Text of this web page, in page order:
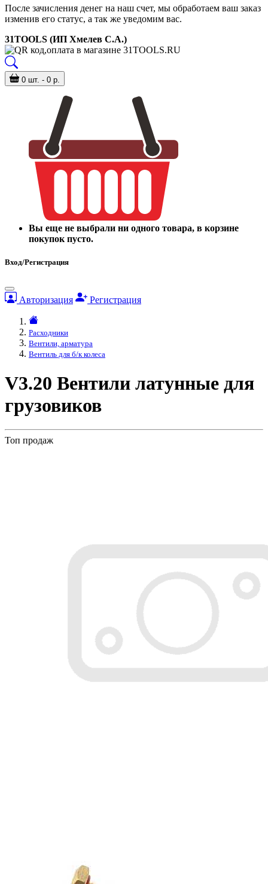
После зачисления денег на наш счет, мы обработаем ваш заказ
изменив его статус, а так же уведомим вас.
31TOOLS (ИП Хмелев С.А.)
0 шт. - 0 р.
Вы еще не выбрали ни одного товара, в корзине
покупок пусто.
Вход/Регистрация
Авторизация Регистрация
Расходники
Вентили, арматура
Вентиль для б/к колеса
V3.20 Вентили латунные для
грузовиков
Топ продаж